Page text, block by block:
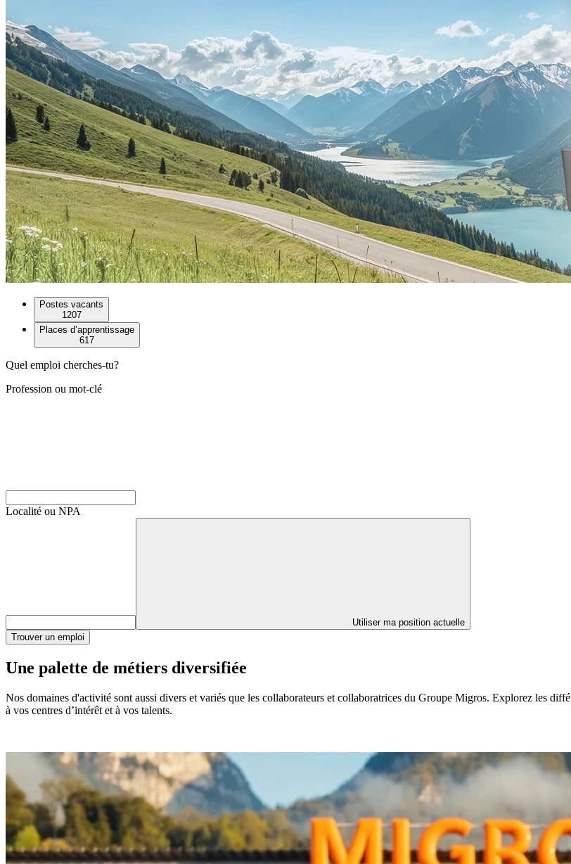
Postes vacants
1207
Places d’apprentissage
617
Quel emploi cherches-tu?
Profession ou mot-clé
Localité ou NPA
Utiliser ma position actuelle
Trouver un emploi
Une palette de métiers diversifiée
Nos domaines d'activité sont aussi divers et variés que les collaborateurs et collaboratrices du Groupe Migros. Explorez les
à vos centres d’intérêt et à vos talents.